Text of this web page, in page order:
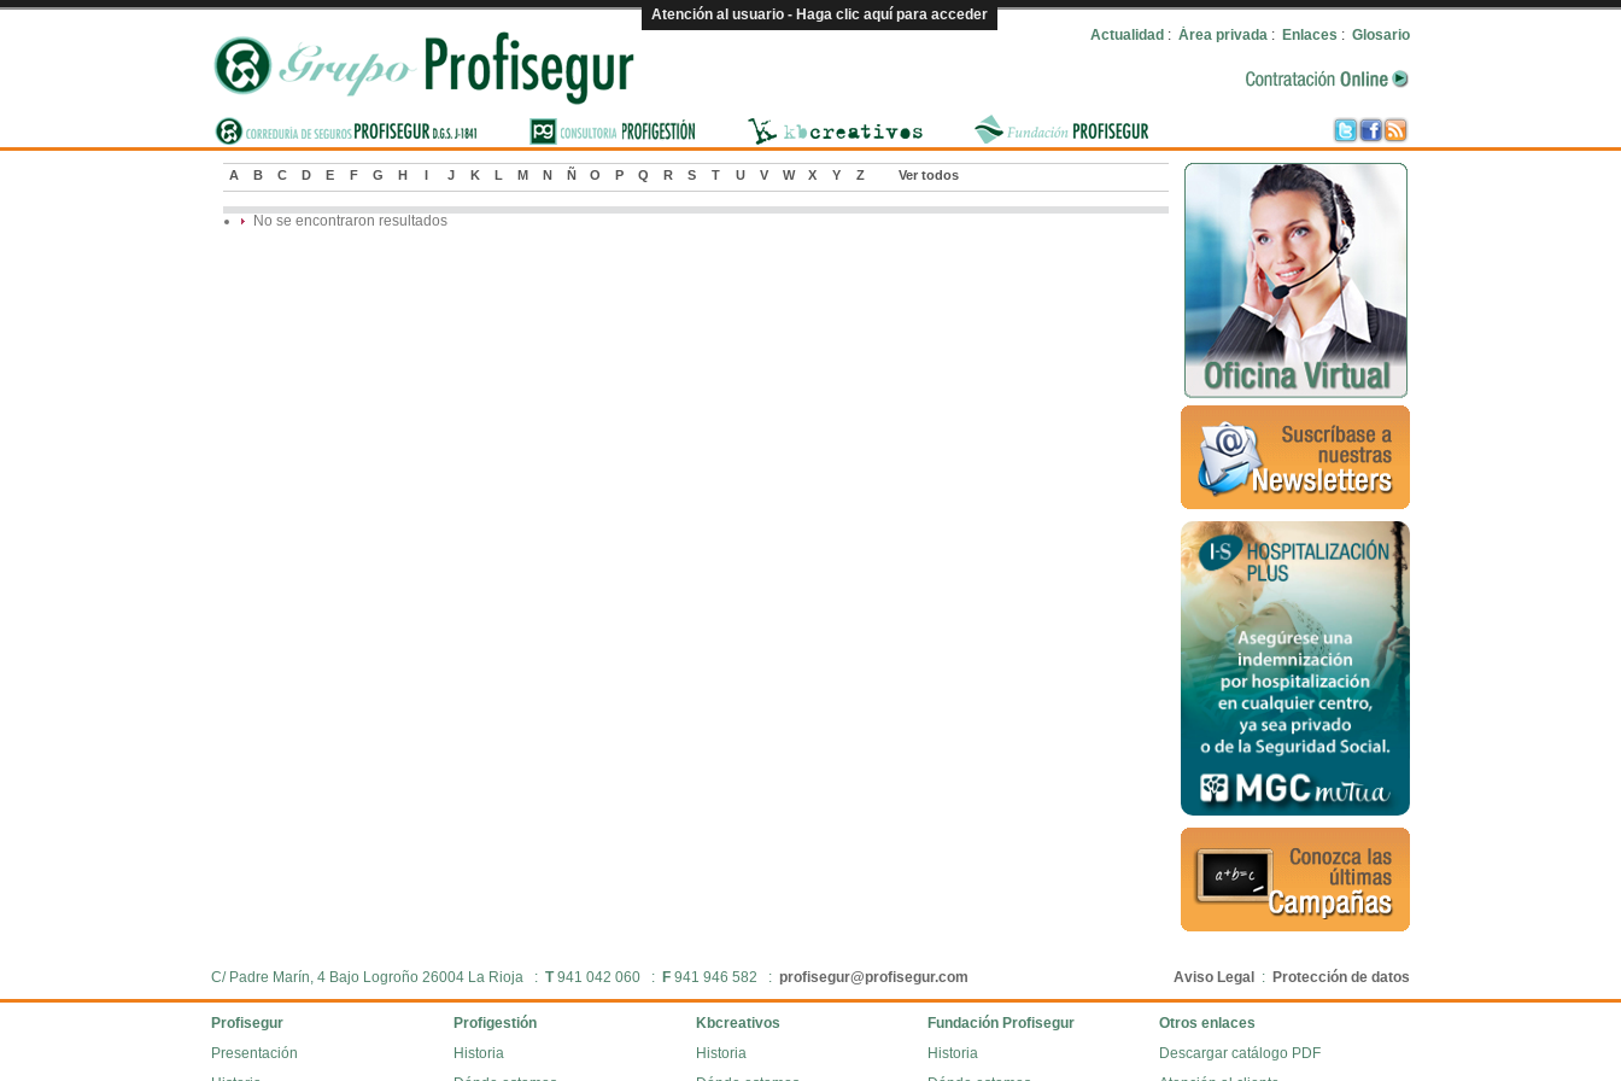
Atención al usuario - Haga clic aquí para acceder
Actualidad : Área privada : Enlaces : Glosario
A B C D E F G H I J K L M N Ñ O P Q R S T U V W X Y Z Ver todos
No se encontraron resultados
C/ Padre Marín, 4 Bajo Logroño 26004 La Rioja : T941 042 060 : F 941 946 582 : profisegur@profisegur.com Aviso Legal : Protección de datos
Profisegur Profigestión Kbcreativos Fundación Profisegur
Otros enlaces
Presentación
Historia
Historia
Historia
Descargar catálogo PDF